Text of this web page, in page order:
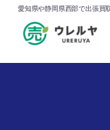
愛知県や静岡県西部で出張買